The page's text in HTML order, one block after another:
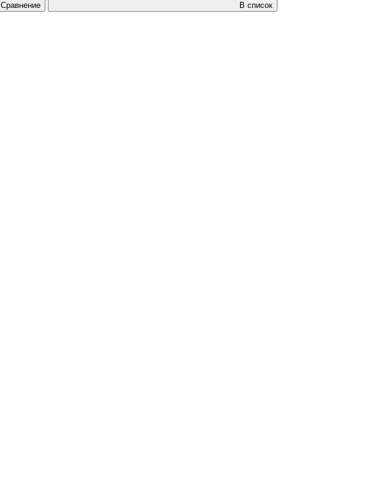
Сравнение
В список